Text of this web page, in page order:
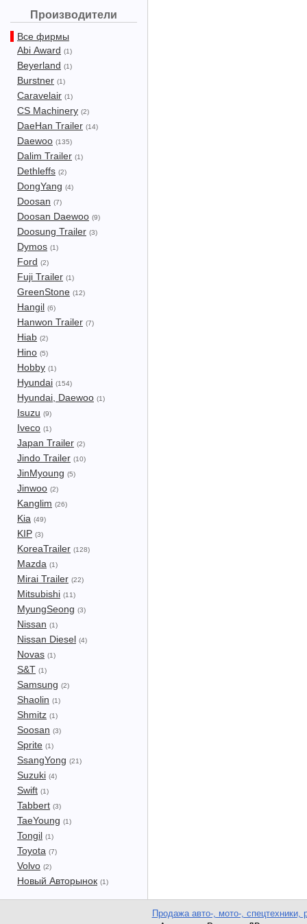
Производители
Все фирмы
Abi Award (1)
Beyerland (1)
Burstner (1)
Caravelair (1)
CS Machinery (2)
DaeHan Trailer (14)
Daewoo (135)
Dalim Trailer (1)
Dethleffs (2)
DongYang (4)
Doosan (7)
Doosan Daewoo (9)
Doosung Trailer (3)
Dymos (1)
Ford (2)
Fuji Trailer (1)
GreenStone (12)
Hangil (6)
Hanwon Trailer (7)
Hiab (2)
Hino (5)
Hobby (1)
Hyundai (154)
Hyundai, Daewoo (1)
Isuzu (9)
Iveco (1)
Japan Trailer (2)
Jindo Trailer (10)
JinMyoung (5)
Jinwoo (2)
Kanglim (26)
Kia (49)
KIP (3)
KoreaTrailer (128)
Mazda (1)
Mirai Trailer (22)
Mitsubishi (11)
MyungSeong (3)
Nissan (1)
Nissan Diesel (4)
Novas (1)
S&T (1)
Samsung (2)
Shaolin (1)
Shmitz (1)
Soosan (3)
Sprite (1)
SsangYong (21)
Suzuki (4)
Swift (1)
Tabbert (3)
TaeYoung (1)
Tongil (1)
Toyota (7)
Volvo (2)
Новый Авторынок (1)
Продажа авто-, мото-, спецтехники,